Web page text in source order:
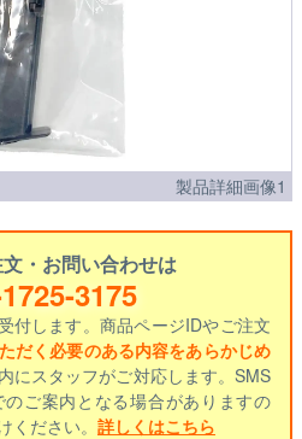
製品詳細画像1
・お問い合わせは
3175
付します。商品ページIDやご注文
だく必要のある内容をあらかじめ
にスタッフがご対応します。SMS
のご案内となる場合がありますの
ださい。 詳しくはこちら